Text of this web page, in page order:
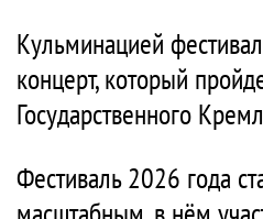
Кульминацией
концерт, который
Государственного
Фестиваль 2026 года